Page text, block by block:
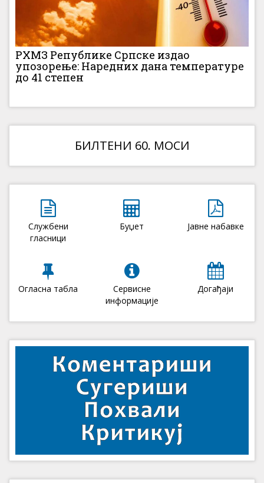
РХМЗ Републике Српске издао
упозорење: Наредних дана температуре
до 41 степен
БИЛТЕНИ 60. МОСИ
Службени
гласници
Буџет Јавне набавке
Огласна табла
Сервисне
информације
Догађаји